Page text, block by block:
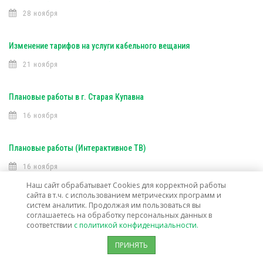
28 ноября
Изменение тарифов на услуги кабельного вещания
21 ноября
Плановые работы в г. Старая Купавна
16 ноября
Плановые работы (Интерактивное ТВ)
16 ноября
Плановые работы (Интерактивное ТВ)
7 ноября
Открыта техническая возможность подключения услуг связи в г. о.
Наш сайт обрабатывает Cookies для корректной работы
сайта в т.ч. с использованием метрических программ и
систем аналитик. Продолжая им пользоваться вы
соглашаетесь на обработку персональных данных в
соответствии с политикой конфиденциальности.
ПРИНЯТЬ